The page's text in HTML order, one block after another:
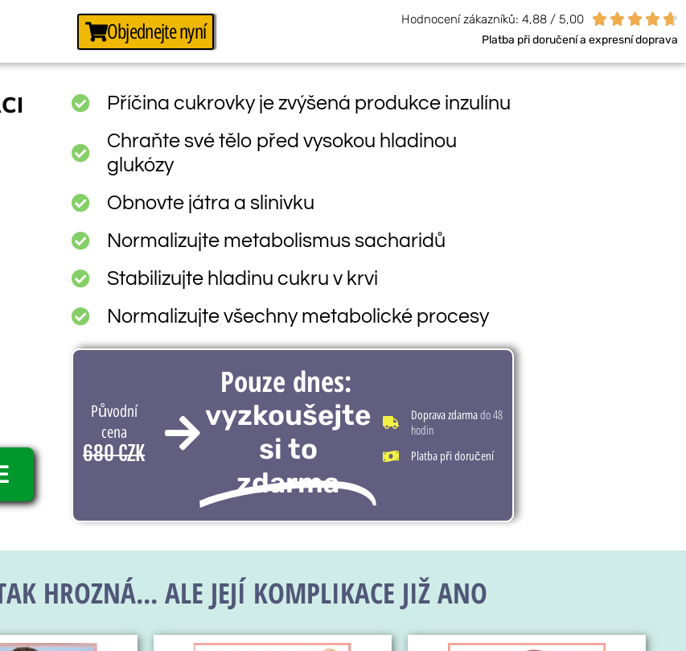
Objednejte nyní Hodnocení zákazníků: 4,88 / 5,00 
Platba při doručení a expresní doprava
Příčina cukrovky je zvýšená produkce inzulínu
Chraňte své tělo před vysokou hladinou
glukózy
Obnovte játra a slinivku
Normalizujte metabolismus sacharidů
Stabilizujte hladinu cukru v krvi
Normalizujte všechny metabolické procesy
Původní
cena
680 CZK
Pouze dnes:
vyzkoušejte
si to
zdarma
Doprava zdarmado 48
hodin
Platba při doručení
HROZNÁ... ALE JEJÍ KOMPLIKACE JIŽ ANO